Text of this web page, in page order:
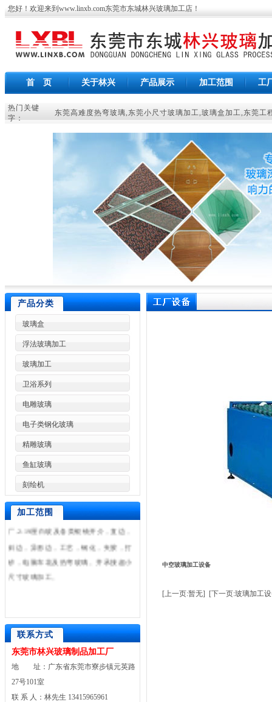
您好！欢迎来到 www.linxb.com东莞市东城林兴玻璃加工店 ！
首 页 关于林兴 产品展示 加工范围 工
热门关键
字：
东莞高难度热弯玻璃,东莞小尺寸玻璃加工,玻璃盒加工,东莞工
产品分类
玻璃盒
浮法玻璃加工
玻璃加工
卫浴系列
电雕玻璃
电子类钢化玻璃
精雕玻璃
鱼缸玻璃
刻绘机
加工范围
东莞市林兴玻璃制品加工厂是一家专业
加工各种高难度特种玻璃,东莞玻璃加工,
东莞玻璃深加工,东莞玻璃加工设备,东莞
玻璃加工厂,浮法玻璃加工,艺术玻璃加
工,玻璃制品厂,广州玻璃加工,深圳玻璃
加工,惠州玻璃加工等.是东莞玻璃加工厂
很具竞争力和影响力的大型玻璃加工
联系方式
东莞市林兴玻璃制品加工厂
地 址：广东省东莞市寮步镇元英路
27号101室
联 系 人：林先生 13415965961
中空玻璃加工设备
[上一页:暂无] [下一页:玻璃加工